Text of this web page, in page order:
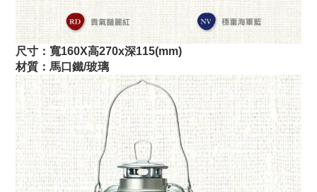
尺寸：寬160X高270x深115(mm)
材質：馬口鐵/玻璃